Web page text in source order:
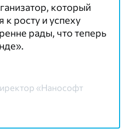
который
к росту и успеху
рады, что теперь
«Нанософт